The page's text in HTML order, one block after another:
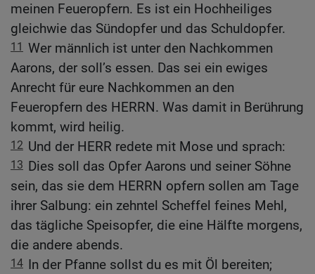
meinen Feueropfern. Es ist ein Hochheiliges
gleichwie das Sündopfer und das Schuldopfer.
11 Wer männlich ist unter den Nachkommen
Aarons, der soll’s essen. Das sei ein ewiges
Anrecht für eure Nachkommen an den
Feueropfern des HERRN. Was damit in Berührung
kommt, wird heilig.
12 Und der HERR redete mit Mose und sprach:
13 Dies soll das Opfer Aarons und seiner Söhne
sein, das sie dem HERRN opfern sollen am Tage
ihrer Salbung: ein zehntel Scheffel feines Mehl,
das tägliche Speisopfer, die eine Hälfte morgens,
die andere abends.
14 In der Pfanne sollst du es mit Öl bereiten;